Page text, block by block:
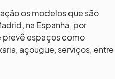
os modelos que são
na Espanha, por
prevê espaços como
açougue, serviços, entre